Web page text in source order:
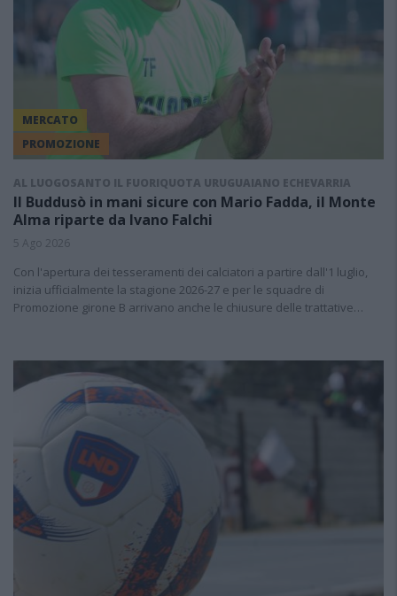
MERCATO
PROMOZIONE
AL LUOGOSANTO IL FUORIQUOTA URUGUAIANO ECHEVARRIA
Il Buddusò in mani sicure con Mario Fadda, il Monte
Alma riparte da Ivano Falchi
5 Ago 2026
Con l'apertura dei tesseramenti dei calciatori a partire dall'1 luglio,
inizia ufficialmente la stagione 2026-27 e per le squadre di
Promozione girone B arrivano anche le chiusure delle trattative…